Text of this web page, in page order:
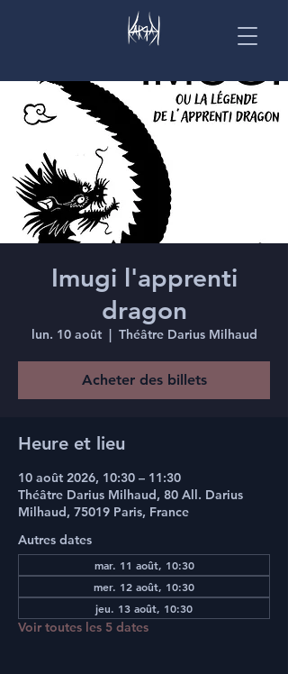
Imugi l'apprenti
dragon
lun. 10 août
  |
Théâtre Darius Milhaud
Acheter des billets
Heure et lieu
10 août 2026, 10:30 – 11:30
Théâtre Darius Milhaud, 80 All. Darius
Milhaud, 75019 Paris, France
Autres dates
mar. 11 août, 10:30
mer. 12 août, 10:30
jeu. 13 août, 10:30
Voir toutes les 5 dates